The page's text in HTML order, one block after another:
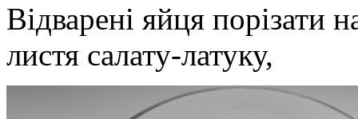
Відварені яйця порізати
листя салату-латуку,